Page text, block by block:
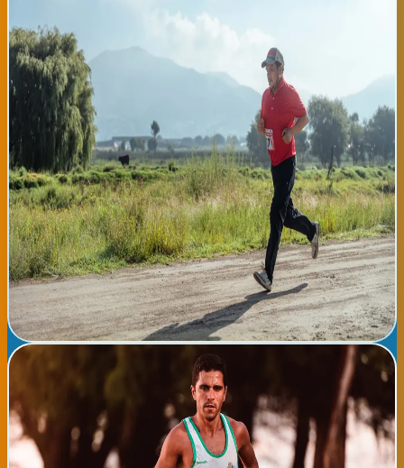
Solidaria Bilbao Ribera, un evento deportivo comunitario de 5 km
con participación abierta a todos los niveles, desde corredores
expertos hasta familias que deseen caminar. La salida será
desde el Puente del Arenal y el recorrido transcurre por la
ribera del Nervión, permitiendo disfrutar de los paisajes más
emblemáticos de la ciudad. La inscripción es gratuita y los
fondos recaudados se donarán a asociaciones locales de
inclusión social y atención a personas en riesgo de exclusión. El
evento promueve hábitos saludables y la participación
comunitaria en una actividad que beneficia tanto a corredores
como a las asociaciones benéficas del barrio. Habrá actividades
infantiles paralelas, zona de calentamiento con entrenadores
personales, puntos de hidratación gratuitos, y actuaciones
musicales en vivo. Se garantiza seguridad vial con presencia de
policía local, servicios médicos de emergencia y señalética clara
del recorrido. Todos los participantes recibirán una camiseta
conmemorativa del evento.
Ver detalles completos →
📅domingo, 09 de agosto de 2026
Carrera Popular Bilbao Corre 2026
📍 Bilbao La Carrera Popular Bilbao Corre es una actividad
deportiva comunitaria abierta a todos los niveles de forma
física. Se disputarán dos recorridos: una carrera de 10